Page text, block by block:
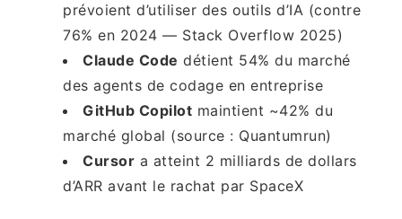
prévoient d’utiliser des outils d’IA (contre
76% en 2024 — Stack Overflow 2025)
Claude Code détient 54% du marché
des agents de codage en entreprise
GitHub Copilot maintient ~42% du
marché global (source : Quantumrun)
Cursor a atteint 2 milliards de dollars
d’ARR avant le rachat par SpaceX